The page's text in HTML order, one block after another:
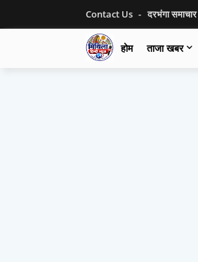
Contact Us दरभंगा समाचार
होम ताजा खबर